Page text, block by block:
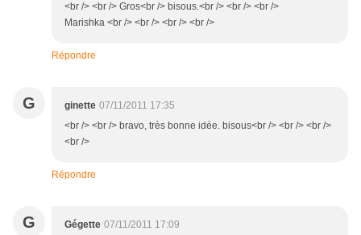
<br /> <br /> Gros<br /> bisous.<br /> <br /> <br />
Marishka <br /> <br /> <br /> <br />
Répondre
G ginette 07/11/2011 17:35
<br /> <br /> bravo, très bonne idée. bisous<br /> <br /> <br />
<br />
Répondre
G Gégette 07/11/2011 17:09